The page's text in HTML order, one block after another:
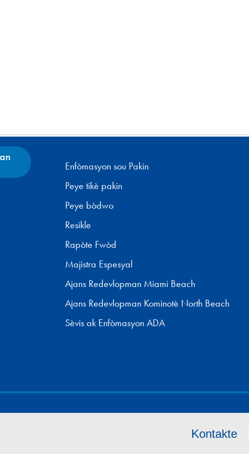
Enfòmasyon sou Pakin
Peye tikè pakin
Peye bòdwo
Resikle
Rapòte Fwòd
Majistra Espesyal
Ajans Redevlopman Miami Beach
Ajans Redevlopman Kominotè North Beach
Sèvis ak Enfòmasyon ADA
Kontakte